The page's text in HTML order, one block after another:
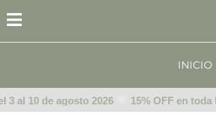
al
contenido
INICIO
al 10 de agosto 2026 15% OFF en toda